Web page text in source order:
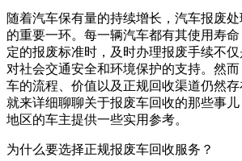
随着汽车保有量的持续增长，汽车报废
的重要一环。每一辆汽车都有其使用寿
定的报废标准时，及时办理报废手续不
对社会交通安全和环境保护的支持。然
车的流程、价值以及正规回收渠道仍然
就来详细聊聊关于报废车回收的那些事
地区的车主提供一些实用参考。
为什么要选择正规报废车回收服务？